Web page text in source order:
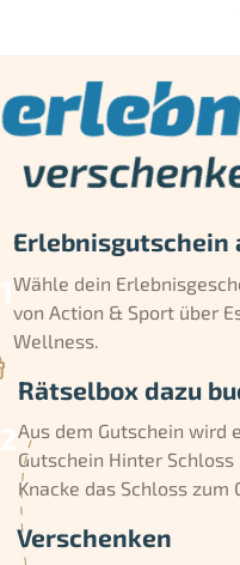
Erlebnisgutschein
Wähle dein
von Action & Sport über
Wellness.
Rätselbox dazu
Aus dem Gutschein wird
Gutschein Hinter
Knacke das Schloss zum
Verschenken